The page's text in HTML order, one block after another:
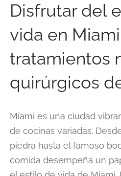
Disfrutar del
vida en
tratamientos
quirúrgicos
Miami es una ciudad
de cocinas variadas.
piedra hasta el famoso
comida desempeña un